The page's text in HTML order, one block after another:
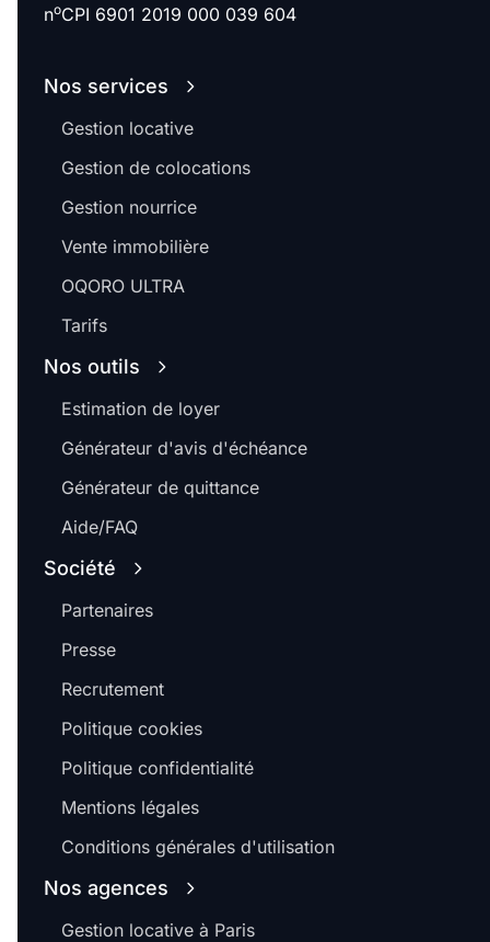
noCPI 6901 2019 000 039 604
Nos services
Gestion locative
Gestion de colocations
Gestion nourrice
Vente immobilière
OQORO ULTRA
Tarifs
Nos outils
Estimation de loyer
Générateur d'avis d'échéance
Générateur de quittance
Aide/FAQ
Société
Partenaires
Presse
Recrutement
Politique cookies
Politique confidentialité
Mentions légales
Conditions générales d'utilisation
Nos agences
Gestion locative à Paris